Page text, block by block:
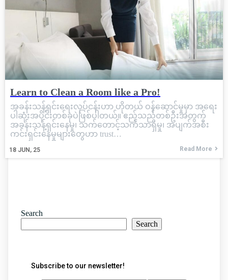
Learn to Clean a Room like a Pro!
18 JUN, 25
အခန်းသန့်ရှင်းရေးလုပ်ငန်းဟာ ဟိုတယ် ဝန်ဆောင်မှုမှာ အရေး
ပါဆုံးအပိုင်းတစ်ခုပဲဖြစ်ပါတယ်။ ဧည့်သည်တစ်ဦးအတွက်
အခန်းသန့်ရှင်းနေမှု၊ သက်တောင့်သက်သာရှိမှု၊ အပျက်အစီး
ကင်းရှင်းနေမှုများတွေဟာ trust…
Read More
Search
Search
Subscribe to our newsletter!